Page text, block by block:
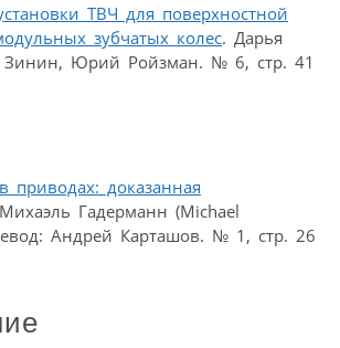
ТВЧ для поверхностной
зубчатых колес. Дарья
Юрий Ройзман. № 6, стр. 41
приводах: доказанная
Гадерманн (Michael
Андрей Карташов. № 1, стр. 26